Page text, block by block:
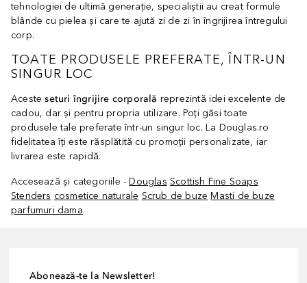
tehnologiei de ultimă generație, specialiștii au creat formule
blânde cu pielea și care te ajută zi de zi în îngrijirea întregului
corp.
TOATE PRODUSELE PREFERATE, ÎNTR-UN
SINGUR LOC
Acesteseturi îngrijire corporală reprezintă idei excelente de
cadou, dar și pentru propria utilizare. Poți găsi toate
produsele tale preferate într-un singur loc. La Douglas.ro
fidelitatea îți este răsplătită cu promoții personalizate, iar
livrarea este rapidă.
Accesează și categoriile -Douglas Scottish Fine Soaps
Stenders cosmetice naturale Scrub de buze Masti de buze
parfumuri dama
Abonează-te la Newsletter!